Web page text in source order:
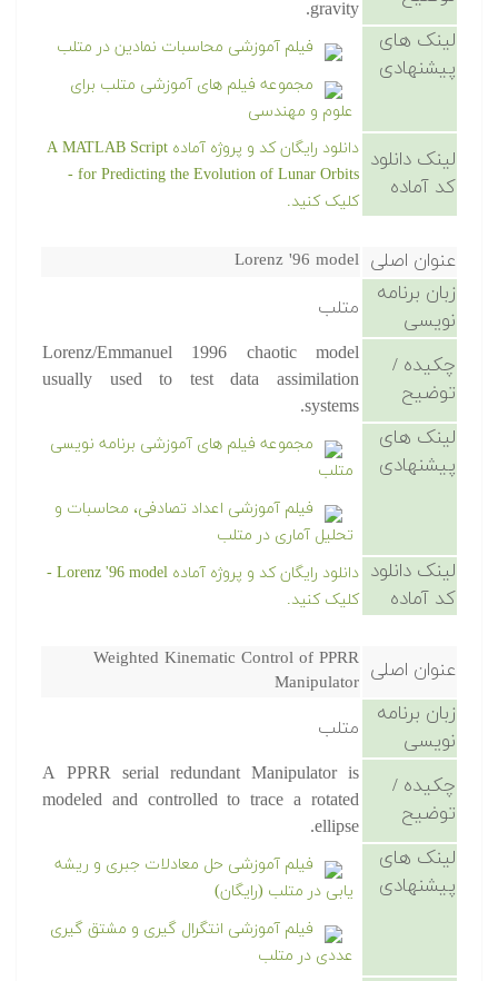
gravity.
لینک های
پیشنهادی
فیلم آموزشی محاسبات نمادین در متلب
مجموعه فیلم های آموزشی متلب برای
علوم و مهندسی
لینک دانلود
کد آماده
دانلود رایگان کد و پروژه آماده A MATLAB Script
for Predicting the Evolution of Lunar Orbits -
کلیک کنید.
عنوان اصلی Lorenz '96 model
زبان برنامه
نویسی
متلب
چکیده /
توضیح
Lorenz/Emmanuel 1996 chaotic model
usually used to test data assimilation
systems.
لینک های
پیشنهادی
مجموعه فیلم های آموزشی برنامه نویسی
متلب
فیلم آموزشی اعداد تصادفی، محاسبات و
تحلیل آماری در متلب
لینک دانلود
کد آماده
دانلود رایگان کد و پروژه آماده Lorenz '96 model -
کلیک کنید.
عنوان اصلی Weighted Kinematic Control of PPRR
Manipulator
زبان برنامه
نویسی
متلب
چکیده /
توضیح
A PPRR serial redundant Manipulator is
modeled and controlled to trace a rotated
ellipse.
لینک های
پیشنهادی
فیلم آموزشی حل معادلات جبری و ریشه
یابی در متلب (رایگان)
فیلم آموزشی انتگرال گیری و مشتق گیری
عددی در متلب